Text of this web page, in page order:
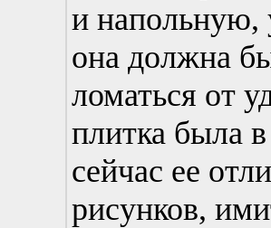
и напольную,
она должна
ломаться от
плитка была
сейчас ее
рисунков,